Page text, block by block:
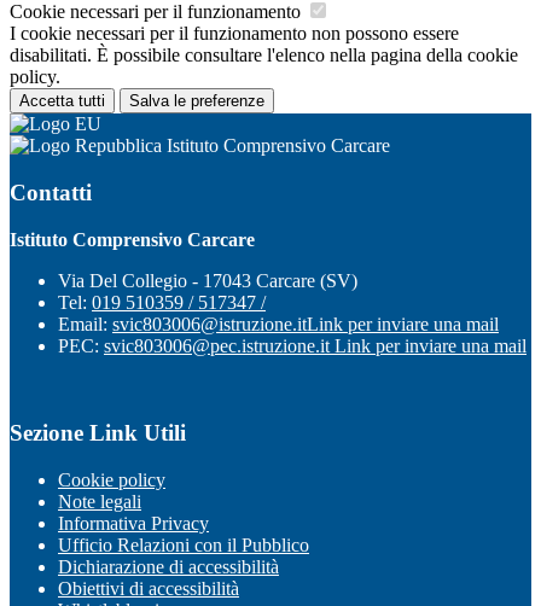
Cookie necessari per il funzionamento
I cookie necessari per il funzionamento non possono essere
disabilitati. È possibile consultare l'elenco nella pagina della cookie
policy.
Accetta tutti Salva le preferenze
Istituto Comprensivo Carcare
Contatti
Istituto Comprensivo Carcare
Via Del Collegio - 17043 Carcare (SV)
Tel: 019 510359 / 517347 /
Email: svic803006@istruzione.itLink per inviare una mail
PEC: svic803006@pec.istruzione.it Link per inviare una mail
Sezione Link Utili
Cookie policy
Note legali
Informativa Privacy
Ufficio Relazioni con il Pubblico
Dichiarazione di accessibilità
Obiettivi di accessibilità